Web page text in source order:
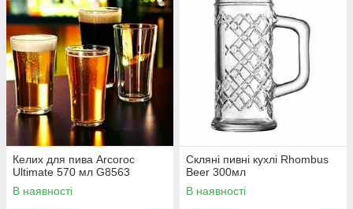
Келих для пива Arcoroc
Ultimate 570 мл G8563
В наявності
Скляні пивні кухлі Rhombus
Beer 300мл
В наявності